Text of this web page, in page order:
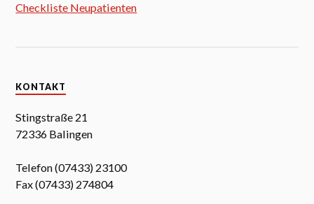
Checkliste Neupatienten
KONTAKT
Stingstraße 21
72336 Balingen
Telefon (07433) 23100
Fax (07433) 274804